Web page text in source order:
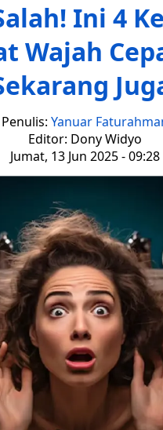
Ini 4
Wajah
Penulis: Yanuar
Editor: Dony Widyo
Jumat, 13 Jun 2025 - 09:28